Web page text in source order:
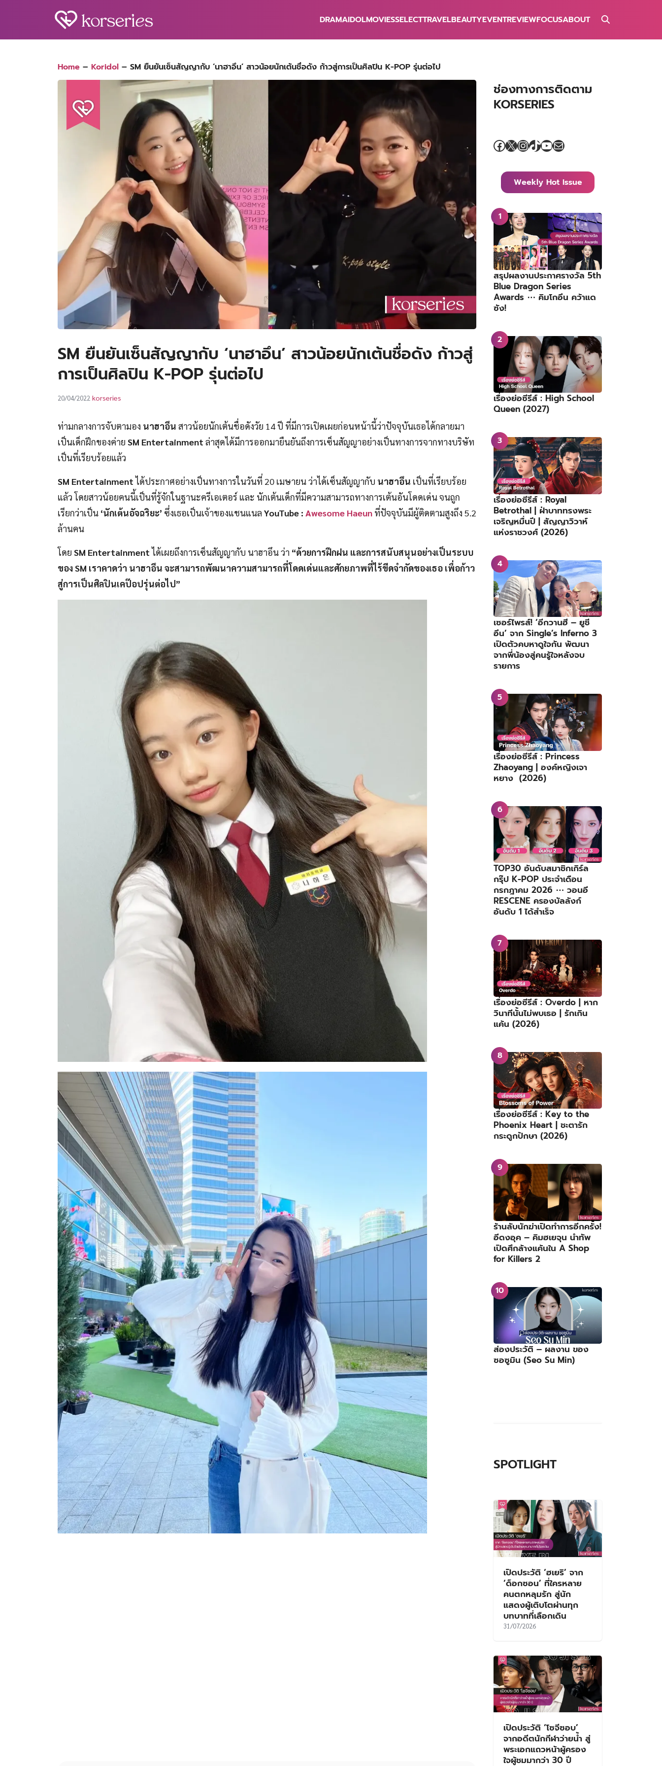
DRAMAIDOLMOVIESSELECTTRAVELBEAUTYEVENTREVIEWFOCUSABOUT
Home – Koridol – SM ยืนยันเซ็นสัญญากับ ‘นาฮาอึน’ สาวน้อยนักเต้นชื่อดัง ก้าวสู่การเป็นศิลปิน K-POP รุ่นต่อไป
SM ยืนยันเซ็นสัญญากับ ‘นาฮาอึน’ สาวน้อยนักเต้นชื่อดัง ก้าวสู่
การเป็นศิลปิน K-POP รุ่นต่อไป
20/04/2022 korseries
ท่ามกลางการจับตามอง นาฮาอึน สาวน้อยนักเต้นชื่อดังวัย 14 ปี ที่มีการเปิดเผยก่อนหน้านี้ว่าปัจจุบันเธอได้กลายมา
เป็นเด็กฝึกของค่าย SM Entertainment ล่าสุดได้มีการออกมายืนยันถึงการเซ็นสัญญาอย่างเป็นทางการจากทางบริษัท
เป็นที่เรียบร้อยแล้ว
SM Entertainment ได้ประกาศอย่างเป็นทางการในวันที่ 20 เมษายน ว่าได้เซ็นสัญญากับ นาฮาอึน เป็นที่เรียบร้อย
แล้ว โดยสาวน้อยคนนี้เป็นที่รู้จักในฐานะครีเอเตอร์ และ นักเต้นเด็กที่มีความสามารถทางการเต้นอันโดดเด่น จนถูก
เรียกว่าเป็น ‘นักเต้นอัจฉริยะ’ ซึ่งเธอเป็นเจ้าของแชนแนล YouTube : Awesome Haeun ที่ปัจจุบันมีผู้ติดตามสูงถึง 5.2
ล้านคน
โดย SM Entertainment ได้เผยถึงการเซ็นสัญญากับ นาฮาอึน ว่า “ด้วยการฝึกฝน และการสนับสนุนอย่างเป็นระบบ
ของ SM เราคาดว่า นาฮาอึน จะสามารถพัฒนาความสามารถที่โดดเด่นและศักยภาพที่ไร้ขีดจำกัดของเธอ เพื่อก้าว
สู่การเป็นศิลปินเคป๊อปรุ่นต่อไป”
ช่องทางการติดตาม
KORSERIES
Facebook
X Instagram
TikTok
YouTube
Mail
Weekly Hot Issue
สรุปผลงานประกาศรางวัล 5th
Blue Dragon Series
Awards ⋯ คิมโกอึน คว้าแด
ซัง!
เรื่องย่อซีรีส์ : High School
Queen (2027)
เรื่องย่อซีรีส์ : Royal
Betrothal | ฝ่าบาททรงพระ
เจริญหมื่นปี | สัญญาวิวาห์
แห่งราชวงศ์ (2026)
เซอร์ไพรส์! ‘อีกวานฮี – ยูชี
อึน’ จาก Single’s Inferno 3
เปิดตัวคบหาดูใจกัน พัฒนา
จากพี่น้องสู่คนรู้ใจหลังจบ
รายการ
เรื่องย่อซีรีส์ : Princess
Zhaoyang | องค์หญิงเจา
หยาง (2026)
TOP30 อันดับสมาชิกเกิร์ล
กรุ๊ป K-POP ประจำเดือน
กรกฎาคม 2026 ⋯ วอนอี
RESCENE ครองบัลลังก์
อันดับ 1 ได้สำเร็จ
เรื่องย่อซีรีส์ : Overdo | หาก
วินาทีนั้นไม่พบเธอ | รักเกิน
แค้น (2026)
เรื่องย่อซีรีส์ : Key to the
Phoenix Heart | ชะตารัก
กระดูกปักษา (2026)
ร้านลับนักฆ่าเปิดทำการอีกครั้ง!
อีดงอุค – คิมฮเยจุน นำทัพ
เปิดศึกล้างแค้นใน A Shop
for Killers 2
ส่องประวัติ – ผลงาน ของ
ซอซูมิน (Seo Su Min)
SPOTLIGHT
เปิดประวัติ ‘ฮเยริ’ จาก
‘ด็อกซอน’ ที่ใครหลาย
คนตกหลุมรัก สู่นัก
แสดงผู้เติบโตผ่านทุก
บทบาทที่เลือกเดิน
31/07/2026
เปิดประวัติ ‘โซจีซอบ’
จากอดีตนักกีฬาว่ายน้ำ สู่
พระเอกแถวหน้าผู้ครอง
ใจผู้ชมมากว่า 30 ปี